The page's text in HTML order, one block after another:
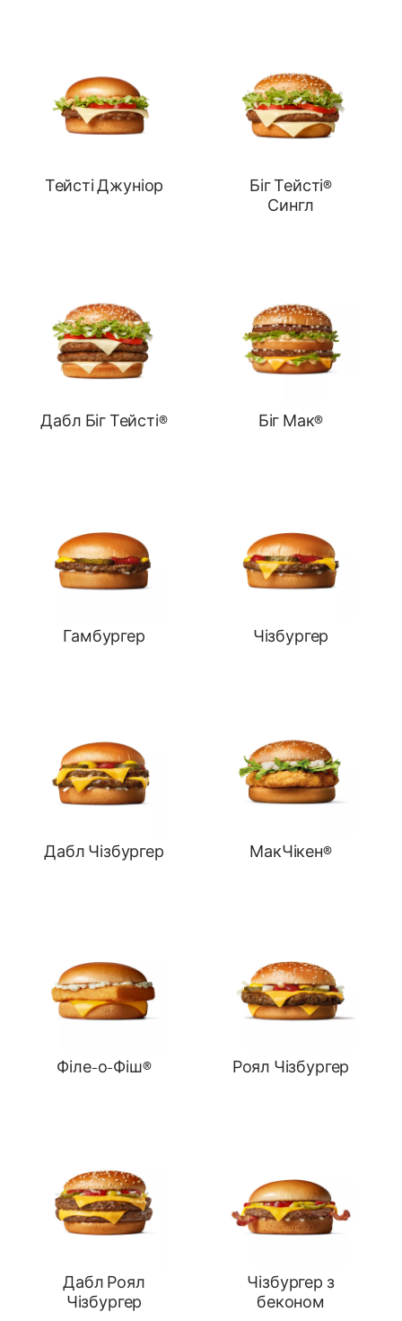
Тейсті Джуніор
Біг Тейсті®
Сингл
Дабл Біг Тейсті® Біг Мак®
Гамбургер Чізбургер
Дабл Чізбургер МакЧікен®
Філе-о-Фіш® Роял Чізбургер
Дабл Роял
Чізбургер
Чізбургер з
беконом